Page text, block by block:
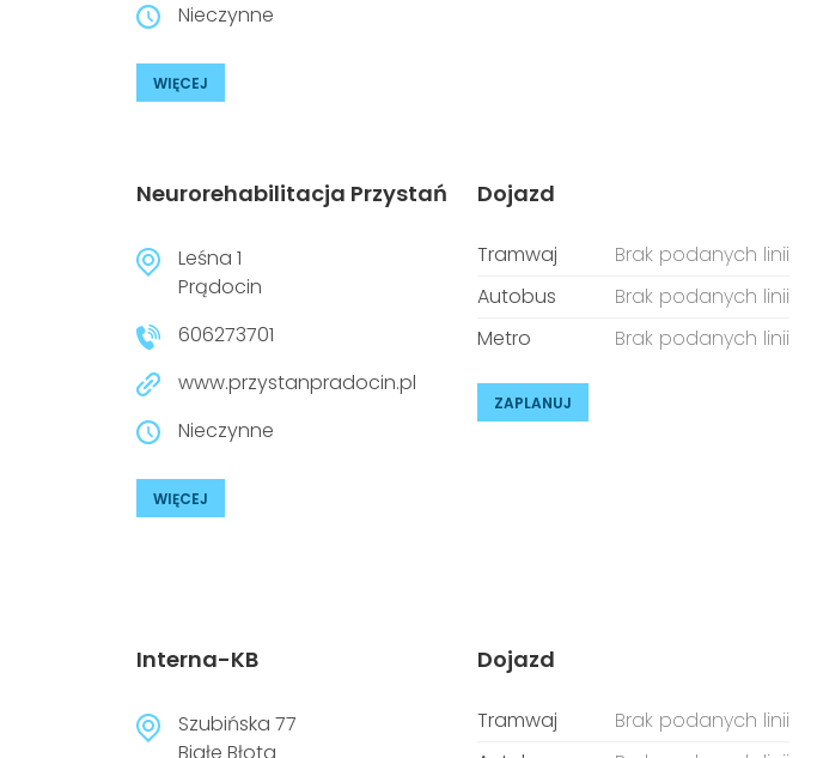
Nieczynne
WIĘCEJ
Neurorehabilitacja Przystań
Leśna 1
Prądocin
606273701
www.przystanpradocin.pl
Nieczynne
WIĘCEJ
Dojazd
Tramwaj
Brak podanych linii
Autobus
Brak podanych linii
Metro
Brak podanych linii
ZAPLANUJ
Interna-KB
Szubińska 77
Dojazd
Tramwaj
Brak podanych linii